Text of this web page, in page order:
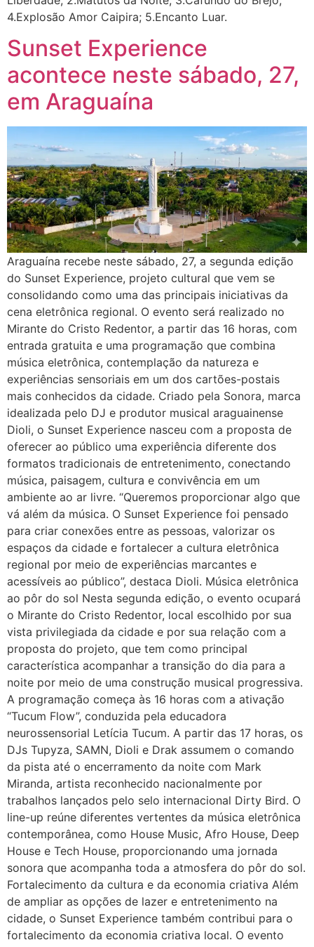
4.Explosão Amor Caipira; 5.Encanto Luar.
Sunset Experience
acontece neste sábado, 27,
em Araguaína
Araguaína recebe neste sábado, 27, a segunda edição
do Sunset Experience, projeto cultural que vem se
consolidando como uma das principais iniciativas da
cena eletrônica regional. O evento será realizado no
Mirante do Cristo Redentor, a partir das 16 horas, com
entrada gratuita e uma programação que combina
música eletrônica, contemplação da natureza e
experiências sensoriais em um dos cartões-postais
mais conhecidos da cidade. Criado pela Sonora, marca
idealizada pelo DJ e produtor musical araguainense
Dioli, o Sunset Experience nasceu com a proposta de
oferecer ao público uma experiência diferente dos
formatos tradicionais de entretenimento, conectando
música, paisagem, cultura e convivência em um
ambiente ao ar livre. “Queremos proporcionar algo que
vá além da música. O Sunset Experience foi pensado
para criar conexões entre as pessoas, valorizar os
espaços da cidade e fortalecer a cultura eletrônica
regional por meio de experiências marcantes e
acessíveis ao público”, destaca Dioli. Música eletrônica
ao pôr do sol Nesta segunda edição, o evento ocupará
o Mirante do Cristo Redentor, local escolhido por sua
vista privilegiada da cidade e por sua relação com a
proposta do projeto, que tem como principal
característica acompanhar a transição do dia para a
noite por meio de uma construção musical progressiva.
A programação começa às 16 horas com a ativação
“Tucum Flow”, conduzida pela educadora
neurossensorial Letícia Tucum. A partir das 17 horas, os
DJs Tupyza, SAMN, Dioli e Drak assumem o comando
da pista até o encerramento da noite com Mark
Miranda, artista reconhecido nacionalmente por
trabalhos lançados pelo selo internacional Dirty Bird. O
line-up reúne diferentes vertentes da música eletrônica
contemporânea, como House Music, Afro House, Deep
House e Tech House, proporcionando uma jornada
sonora que acompanha toda a atmosfera do pôr do sol.
Fortalecimento da cultura e da economia criativa Além
de ampliar as opções de lazer e entretenimento na
cidade, o Sunset Experience também contribui para o
fortalecimento da economia criativa local. O evento